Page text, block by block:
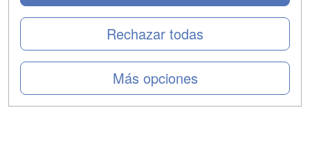
Más opciones
Rechazar todas